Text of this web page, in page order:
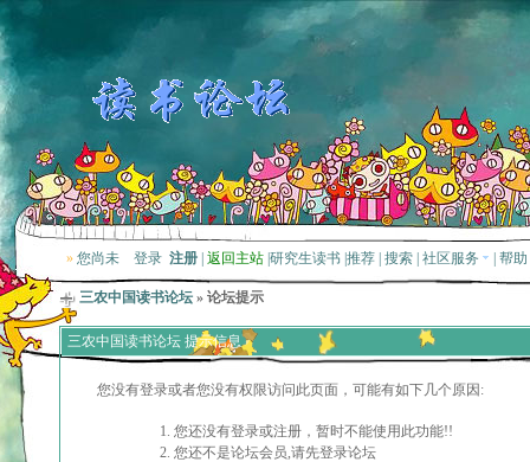
» 您尚未 登录 注册 返回主站 研究生读书 推荐 搜索 社区服务 帮助
三农中国读书论坛 » 论坛提示
三农中国读书论坛 提示信息
您没有登录或者您没有权限访问此页面，可能有如下几个原因:
您还没有登录或注册，暂时不能使用此功能!!
您还不是论坛会员,请先登录论坛